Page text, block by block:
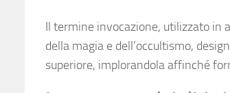
Il termine invocazione, utilizzato in
della magia e dell’occultismo,
superiore, implorandola affinché